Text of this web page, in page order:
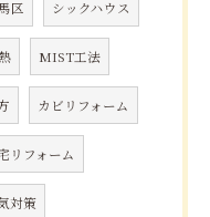
区 シックハウス
MIST工法
カビリフォーム
リフォーム
対策